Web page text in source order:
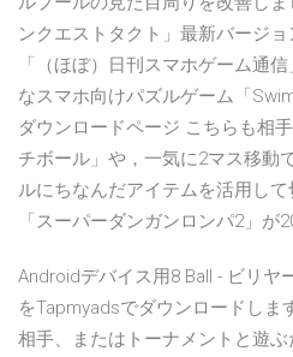
ンクエストタクト」最新バージ
「（ほぼ）日刊スマホゲーム通
なスマホ向けパズルゲーム「
ダウンロードページ こちらも相
チボール」や，一気に2マス移動
ルにちなんだアイテムを活用し
「スーパーダンガンロンパ2」が
Androidデバイス用8 Ball - ビリヤ
をTapmyadsでダウンロードしま
相手、またはトーナメントと遊